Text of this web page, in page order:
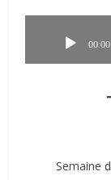
00:00
Semaine